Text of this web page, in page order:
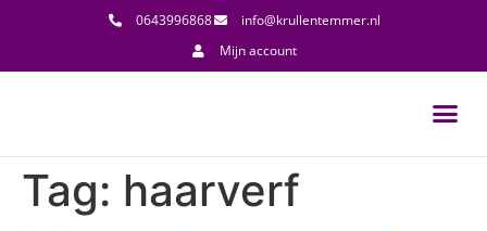
0643996868
info@krullentemmer.nl
Mijn account
Tag: haarverf